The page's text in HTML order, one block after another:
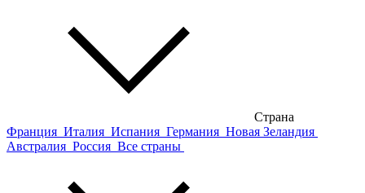
Страна
Франция Италия Испания Германия Новая Зеландия
Австралия Россия Все страны